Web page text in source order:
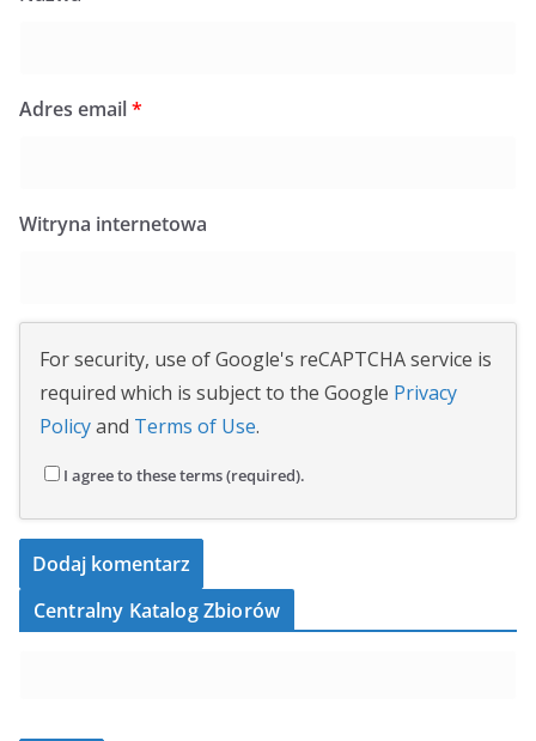
Adres email*
Witryna internetowa
For security, use of Google's reCAPTCHA service is
required which is subject to the Google Privacy
Policyand Terms of Use.
I agree to these terms (required).
Centralny Katalog Zbiorów